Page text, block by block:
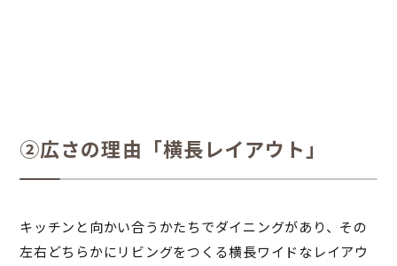
②広さの理由「横長レイアウト」
キッチンと向かい合うかたちでダイニングがあり、その
左右どちらかにリビングをつくる横長ワイドなレイアウ